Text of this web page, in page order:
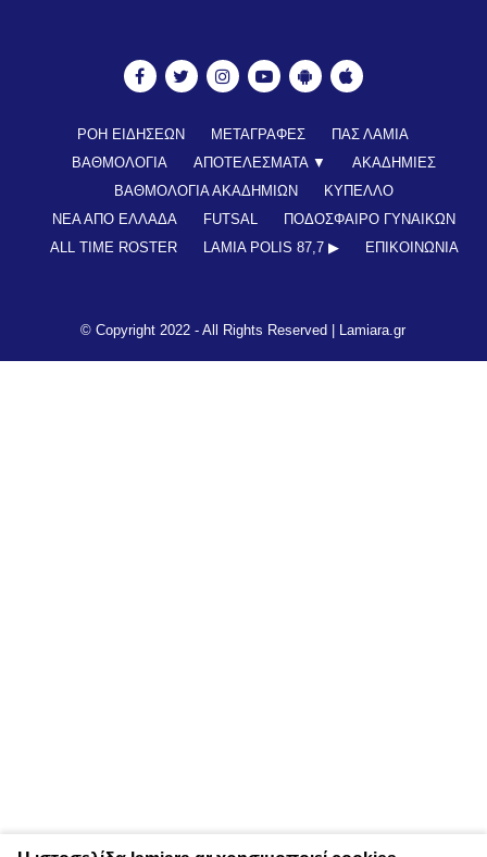
ΡΟΗ ΕΙΔΗΣΕΩΝ ΜΕΤΑΓΡΑΦΕΣ
ΠΑΣ ΛΑΜΙΑ
ΒΑΘΜΟΛΟΓΙΑ
ΑΠΟΤΕΛΕΣΜΑΤΑ ▼
ΑΚΑΔΗΜΙΕΣ
ΒΑΘΜΟΛΟΓΙΑ ΑΚΑΔΗΜΙΩΝ
ΚΥΠΕΛΛΟ
ΝΕΑ ΑΠΟ ΕΛΛΑΔΑ
FUTSAL
ΠΟΔΟΣΦΑΙΡΟ ΓΥΝΑΙΚΩΝ
ALL TIME ROSTER
LAMIA POLIS 87,7 ▶︎ ΕΠΙΚΟΙΝΩΝΊΑ
© Copyright 2022 - All Rights Reserved | Lamiara.gr